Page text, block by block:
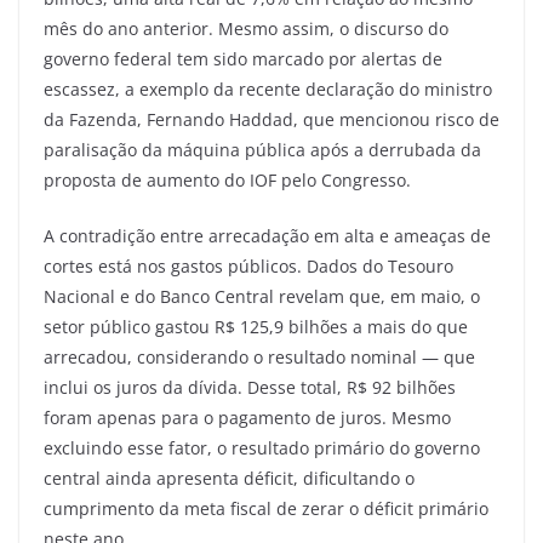
mês do ano anterior. Mesmo assim, o discurso do
governo federal tem sido marcado por alertas de
escassez, a exemplo da recente declaração do ministro
da Fazenda, Fernando Haddad, que mencionou risco de
paralisação da máquina pública após a derrubada da
proposta de aumento do IOF pelo Congresso.
A contradição entre arrecadação em alta e ameaças de
cortes está nos gastos públicos. Dados do Tesouro
Nacional e do Banco Central revelam que, em maio, o
setor público gastou R$ 125,9 bilhões a mais do que
arrecadou, considerando o resultado nominal — que
inclui os juros da dívida. Desse total, R$ 92 bilhões
foram apenas para o pagamento de juros. Mesmo
excluindo esse fator, o resultado primário do governo
central ainda apresenta déficit, dificultando o
cumprimento da meta fiscal de zerar o déficit primário